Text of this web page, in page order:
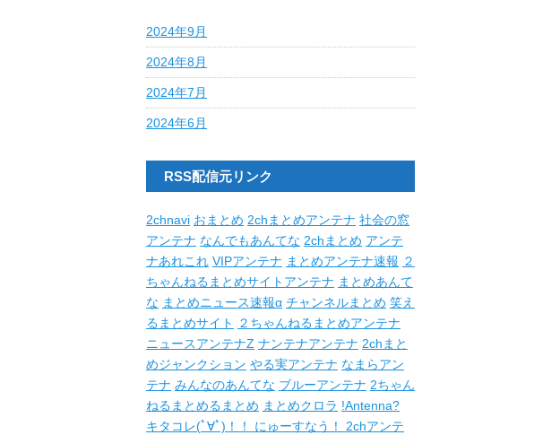
2024年9月
2024年8月
2024年7月
2024年6月
RSS配信元リンク
2chnavi おまとめ 2chまとめアンテナ 社会の窓
アンテナ なんでもあんてな 2chまとめ アンテ
ナあれこれ VIPアンテナ まとめアンテナ速報 ２
ちゃんねるまとめサイトアンテナ まとめあんて
な まとめニュース速報α チャンネルまとめ 笑え
るまとめサイト
２ちゃんねるまとめアンテナ
ニュースアンテナZ ナンテナアンテナ 2chまと
めジャンクション やる実アンテナ なまらアン
テナ みんなのあんてな ブルーアンテナ 2ちゃん
ねるまとめるまとめ まとめクロラ !Antenna?
キタコレ(ﾟ∀ﾟ)！！ にゅーすなう！ 2chアンテ